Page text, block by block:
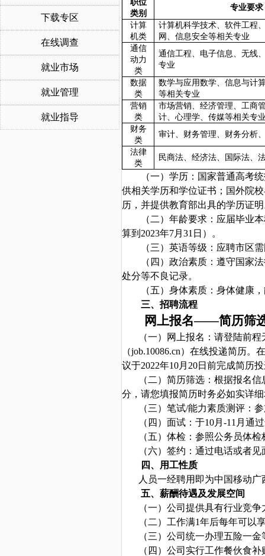
下载专区
在线调查
就业市场
就业管理
就业指导
职位
类别
专业要求
计算
机类
计算机科学技术、软件工程
网、信息安全等相关专业
通信
动力
类
通信工程、电子信息、无线
专业
数据
类
数学与应用数学、信息与计
等相关专业
营销
类
市场营销、经济管理、工商
计、心理学、传媒等相关专
财务
类
审计、财务管理、财务分析
法律
类
民商法、经济法、国际法、
（一）学历：国家普通高考
供相关学历和学位证书；国外院
历，并提供教育部出具的学历证
（二）年龄要求：应届毕业
算到2023年7月31 日）。
（三）英语等级：应聘市区需
（四）政治素质：遵守国家
处分等不良记录。
（五）身体素质：身体健康
三、 招聘流程
网上报名——简历
（一）网上报名： 请登陆前程
（job.10086.cn） 在线投递简历。在
议于2022年10月20日前完成简历
（二）简历筛选：根据报名信
分，请您填报简历时务必如实详
（三）笔试/能力素质测评：
（四）面试：于10月-11月通
（五）体检：参照公务员体
（六）签约：通过电话或者
四、用工性质
人员一经聘用即为中国移动
五、薪酬待遇及发展空间
（一）公司提供具有行业竞
（二）工作满1年后每年可以
（三）公司统一办理五险一
（四） 公司实行工作餐伙食